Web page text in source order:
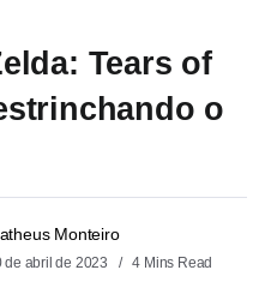
Tears of
o
Monteiro
de abril de 2023 4 Mins Read